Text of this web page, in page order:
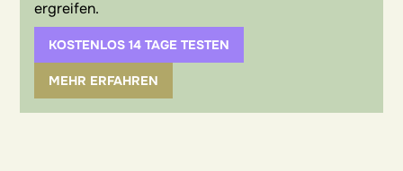
ergreifen.
KOSTENLOS 14 TAGE TESTEN
MEHR ERFAHREN